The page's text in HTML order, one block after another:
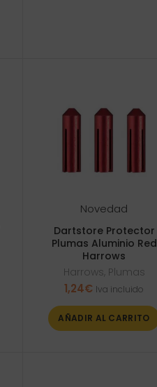
Novedad
Dartstore Protector
Plumas Aluminio Red
Harrows
Harrows, Plumas
1,24€ Iva incluido
AÑADIR AL CARRITO